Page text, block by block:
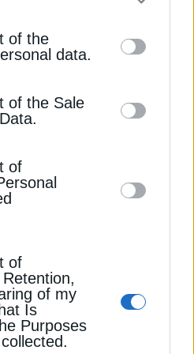
on the IAB’s list
This
be disclosed by us to
IAB’s List of
parties.
of the
data.
of the Sale
of
of
of my
Is
Purposes
απόφαση ανάκτησης